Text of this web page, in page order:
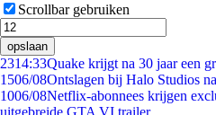
Scrollbar gebruiken
opslaan
2314:33Quake krijgt na 30 jaar een
1506/08Ontslagen bij Halo Studios
1006/08Netflix-abonnees krijgen
uitgebreide GTA VI trailer